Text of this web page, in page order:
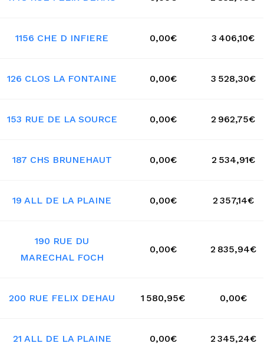
1156 CHE D INFIERE 0,00€ 3 406,10€
126 CLOS LA FONTAINE 0,00€ 3 528,30€
153 RUE DE LA SOURCE 0,00€ 2 962,75€
187 CHS BRUNEHAUT 0,00€ 2 534,91€
19 ALL DE LA PLAINE 0,00€ 2 357,14€
190 RUE DU
MARECHAL FOCH
0,00€ 2 835,94€
200 RUE FELIX DEHAU 1 580,95€ 0,00€
21 ALL DE LA PLAINE 0,00€ 2 345,24€